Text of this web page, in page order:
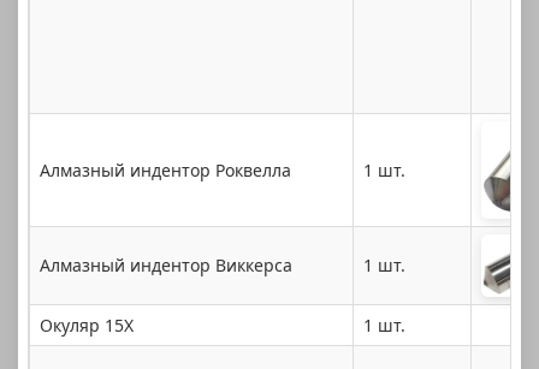
Алмазный индентор Роквелла 1 шт.
Алмазный индентор Виккерса 1 шт.
Окуляр 15X 1 шт.